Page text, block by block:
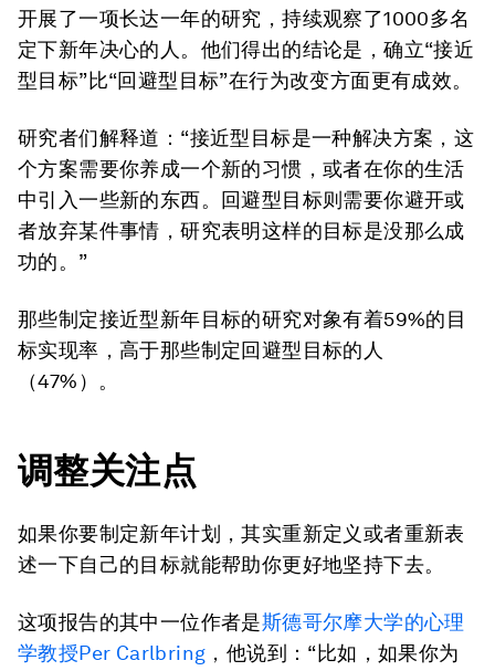
开展了一项长达一年的研究，持续观察了1000多名
定下新年决心的人。他们得出的结论是，确立“接近
型目标”比“回避型目标”在行为改变方面更有成效。
研究者们解释道：“接近型目标是一种解决方案，这
个方案需要你养成一个新的习惯，或者在你的生活
中引入一些新的东西。回避型目标则需要你避开或
者放弃某件事情，研究表明这样的目标是没那么成
功的。”
那些制定接近型新年目标的研究对象有着59%的目
标实现率，高于那些制定回避型目标的人
（47%）。
调整关注点
如果你要制定新年计划，其实重新定义或者重新表
述一下自己的目标就能帮助你更好地坚持下去。
这项报告的其中一位作者是斯德哥尔摩大学的心理
学教授Per Carlbring ，他说到：“比如，如果你为